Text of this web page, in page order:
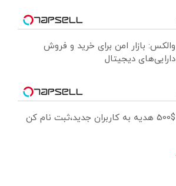
والکس: بازار امن برای خرید و فروش
دارایی‌های دیجیتال
500$ هدیه به کاربران جدید،ثبت نام کن